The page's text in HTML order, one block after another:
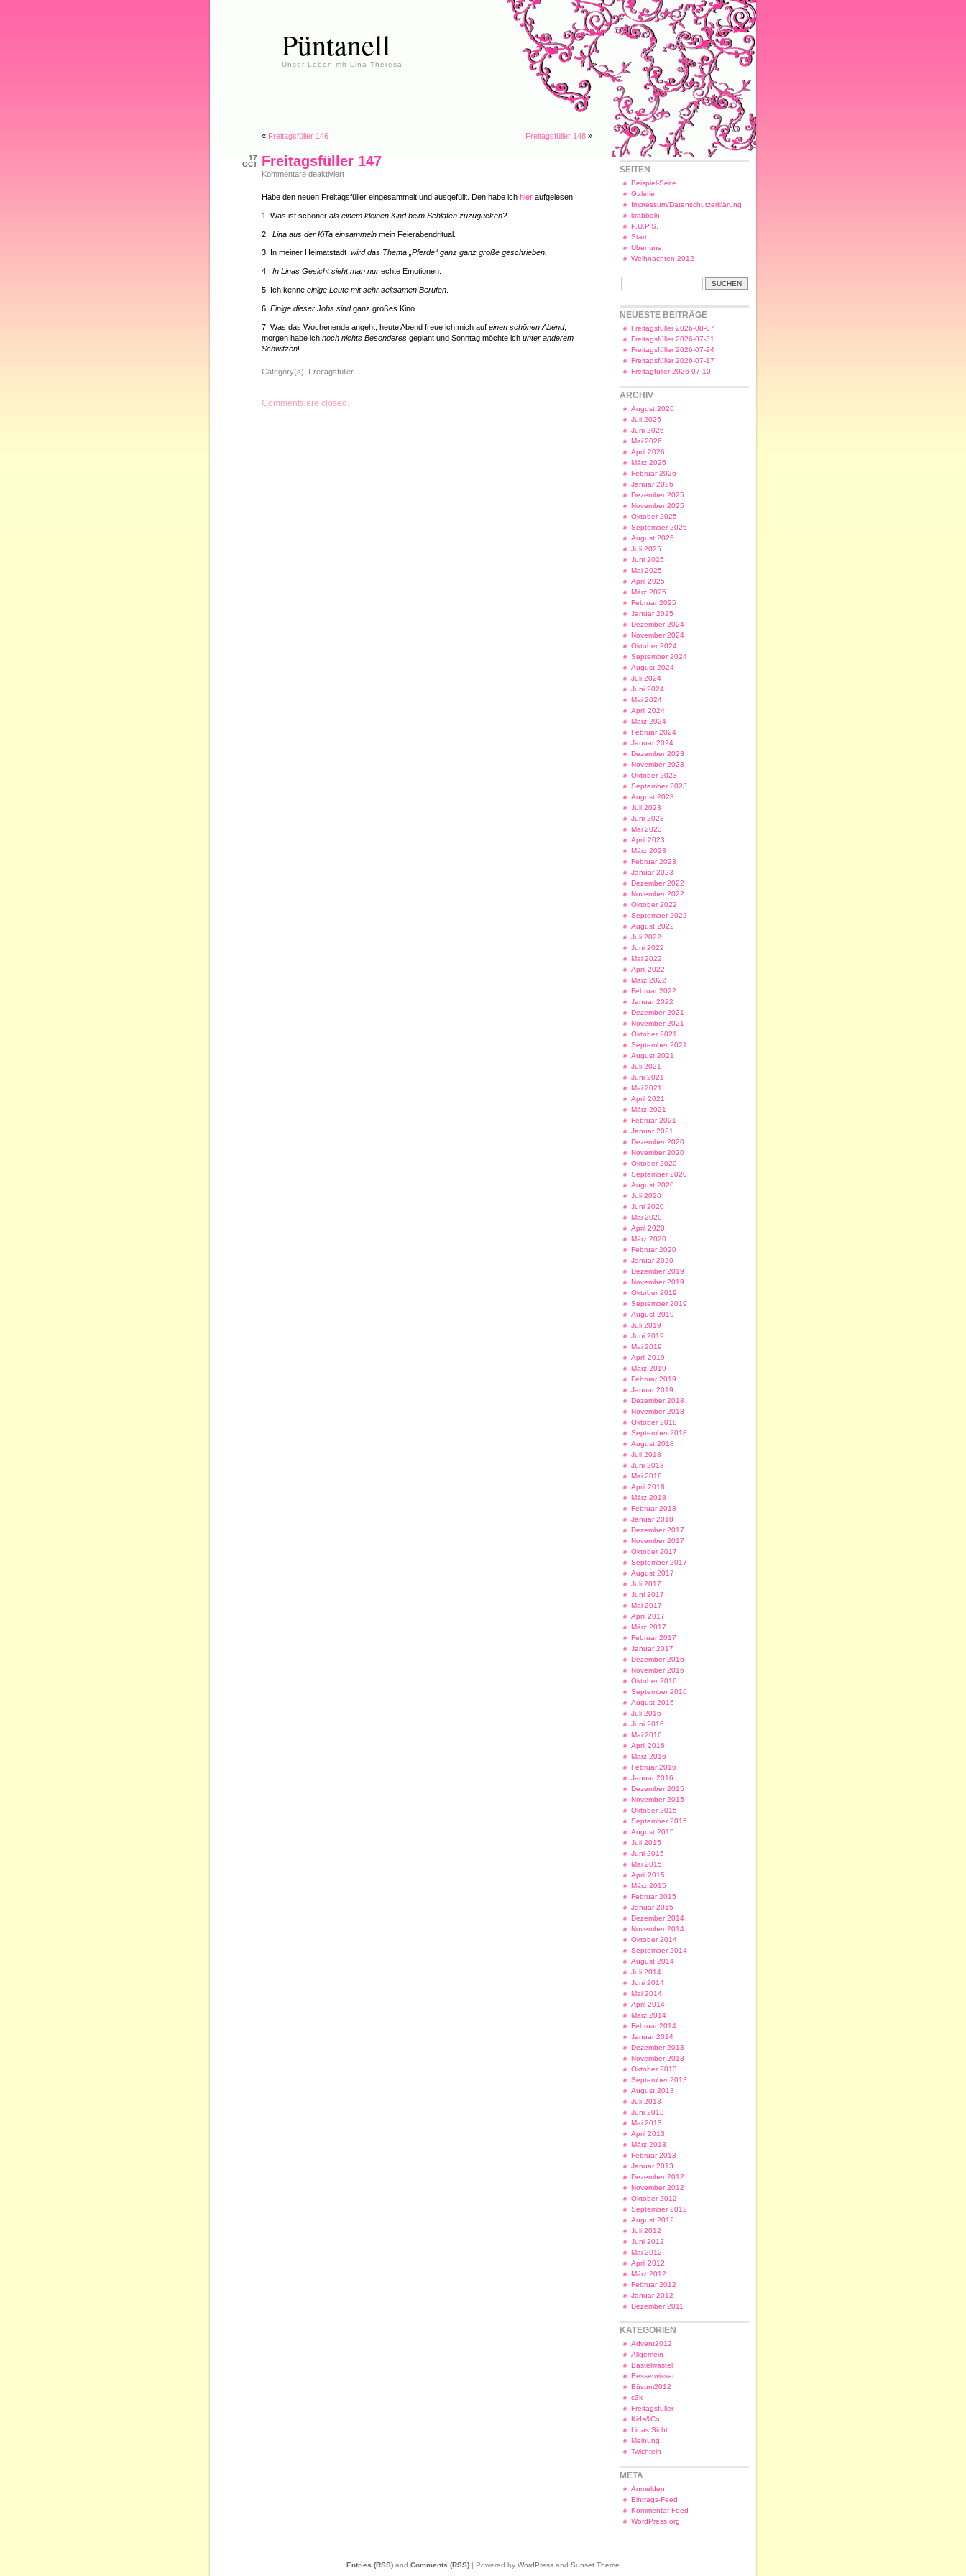
Püntanell
Unser Leben mit Lina-Theresa
« Freitagsfüller 146 Freitagsfüller 148 »
17
OCT
Freitagsfüller 147
Kommentare deaktiviertfür
Habe den neuen Freitagsfüller eingesammelt und ausgefüllt. Den habe ich hier aufgelesen.
1. Was ist schöner als einem kleinen Kind beim Schlafen zuzugucken?
2. Lina aus der KiTa einsammeln mein Feierabendritual.
3. In meiner Heimatstadt wird das Thema „Pferde“ ganz ganz große geschrieben.
4. In Linas Gesicht sieht man nur echte Emotionen.
5. Ich kenne einige Leute mit sehr seltsamen Berufen
6. Einige dieser Jobs sindganz großes Kino.
7. Was das Wochenende angeht, heute Abend freue ich mich auf einen schönen Abend,
morgen habe ich noch nichts Besonderes geplant und Sonntag möchte ich unter anderem
Schwitzen!
Category(s): Freitagsfüller
Comments are closed.
SEITEN
Beispiel-Seite
Galerie
Impressum/Datenschutzerklärung
krabbeln
P.U.P.S.
Start
Über uns
Weihnachten 2012
NEUESTE BEITRÄGE
Freitagsfüller 2026-08-07
Freitagsfüller 2026-07-31
Freitagsfüller 2026-07-24
Freitagsfüller 2026-07-17
Freitagfüller 2026-07-10
ARCHIV
August 2026
Juli 2026
Juni 2026
Mai 2026
April 2026
März 2026
Februar 2026
Januar 2026
Dezember 2025
November 2025
Oktober 2025
September 2025
August 2025
Juli 2025
Juni 2025
Mai 2025
April 2025
März 2025
Februar 2025
Januar 2025
Dezember 2024
November 2024
Oktober 2024
September 2024
August 2024
Juli 2024
Juni 2024
Mai 2024
April 2024
März 2024
Februar 2024
Januar 2024
Dezember 2023
November 2023
Oktober 2023
September 2023
August 2023
Juli 2023
Juni 2023
Mai 2023
April 2023
März 2023
Februar 2023
Januar 2023
Dezember 2022
November 2022
Oktober 2022
September 2022
August 2022
Juli 2022
Juni 2022
Mai 2022
April 2022
März 2022
Februar 2022
Januar 2022
Dezember 2021
November 2021
Oktober 2021
September 2021
August 2021
Juli 2021
Juni 2021
Mai 2021
April 2021
März 2021
Februar 2021
Januar 2021
Dezember 2020
November 2020
Oktober 2020
September 2020
August 2020
Juli 2020
Juni 2020
Mai 2020
April 2020
März 2020
Februar 2020
Januar 2020
Dezember 2019
November 2019
Oktober 2019
September 2019
August 2019
Juli 2019
Juni 2019
Mai 2019
April 2019
März 2019
Februar 2019
Januar 2019
Dezember 2018
November 2018
Oktober 2018
September 2018
August 2018
Juli 2018
Juni 2018
Mai 2018
April 2018
März 2018
Februar 2018
Januar 2018
Dezember 2017
November 2017
Oktober 2017
September 2017
August 2017
Juli 2017
Juni 2017
Mai 2017
April 2017
März 2017
Februar 2017
Januar 2017
Dezember 2016
November 2016
Oktober 2016
September 2016
August 2016
Juli 2016
Juni 2016
Mai 2016
April 2016
März 2016
Februar 2016
Januar 2016
Dezember 2015
November 2015
Oktober 2015
September 2015
August 2015
Juli 2015
Juni 2015
Mai 2015
April 2015
März 2015
Februar 2015
Januar 2015
Dezember 2014
November 2014
Oktober 2014
September 2014
August 2014
Juli 2014
Juni 2014
Mai 2014
April 2014
März 2014
Februar 2014
Januar 2014
Dezember 2013
November 2013
Oktober 2013
September 2013
August 2013
Juli 2013
Juni 2013
Mai 2013
April 2013
März 2013
Februar 2013
Januar 2013
Dezember 2012
November 2012
Oktober 2012
September 2012
August 2012
Juli 2012
Juni 2012
Mai 2012
April 2012
März 2012
Februar 2012
Januar 2012
Dezember 2011
KATEGORIEN
Advent2012
Allgemein
Bastelwastel
Besserwisser
Büsum2012
c3k
Freitagsfüller
Kids&Co
Linas Sicht
Meinung
Twichteln
META
Anmelden
Eintrags-Feed
Kommentar-Feed
WordPress.org
Entries (RSS) and Comments (RSS) | Powered by WordPress and Sunset Theme